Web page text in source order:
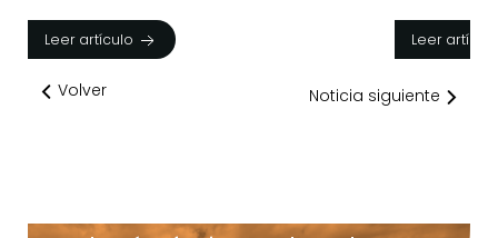
Leer artículo Leer
Volver Noticia siguiente